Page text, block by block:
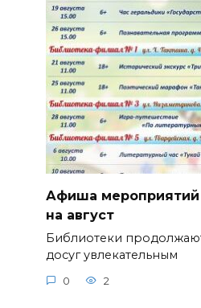
Афиша мероприятий
на август
Библиотеки
досуг увлекательным
0 2